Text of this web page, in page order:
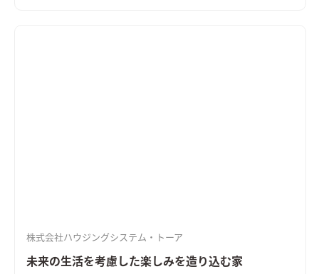
株式会社ハウジングシステム・トーア
未来の生活を考慮した楽しみを造り込む家